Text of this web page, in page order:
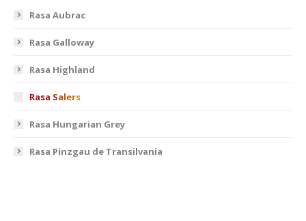
Rasa Aubrac
Rasa Galloway
Rasa Highland
Rasa Salers
Rasa Hungarian Grey
Rasa Pinzgau de Transilvania